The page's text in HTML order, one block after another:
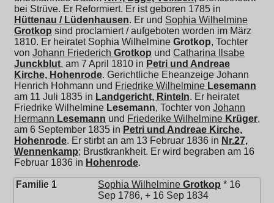
bei Strüve. Er Reformiert. Er ist geboren 1785 in
Hüttenau / Lüdenhausen. Er und Sophia Wilhelmine
Grotkop sind proclamiert / aufgeboten worden im März
1810. Er heiratet Sophia Wilhelmine Grotkop, Tochter
von Johann Friederich Grotkop und Catharina Ilsabe
Junckblut, am 7 April 1810 in Petri und Andreae
Kirche, Hohenrode. Gerichtliche Eheanzeige Johann
Henrich Hohmann und Friedrike Wilhelmine Lesemann
am 11 Juli 1835 in Landgericht, Rinteln. Er heiratet
Friedrike Wilhelmine Lesemann, Tochter von Johann
Hermann Lesemann und Friederike Wilhelmine Krüger,
am 6 September 1835 in Petri und Andreae Kirche,
Hohenrode. Er stirbt an am 13 Februar 1836 in Nr.27,
Wennenkamp; Brustkrankheit. Er wird begraben am 16
Februar 1836 in Hohenrode.
Familie 1 Sophia Wilhelmine Grotkop * 16
Sep 1786, + 16 Sep 1834